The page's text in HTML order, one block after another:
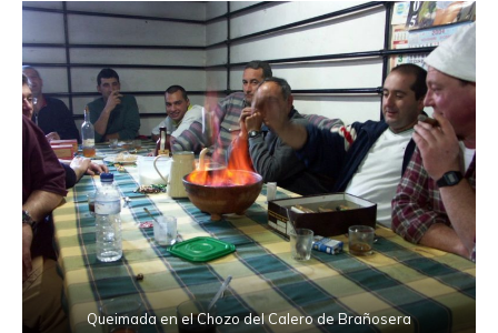
Queimada en el Chozo del Calero de Brañosera